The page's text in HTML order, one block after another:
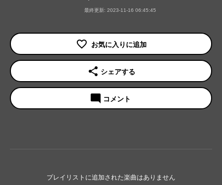
最終更新: 2023-11-16 06:45:45
share シェアする
mode_comment コメント
プレイリストに追加された楽曲はありません